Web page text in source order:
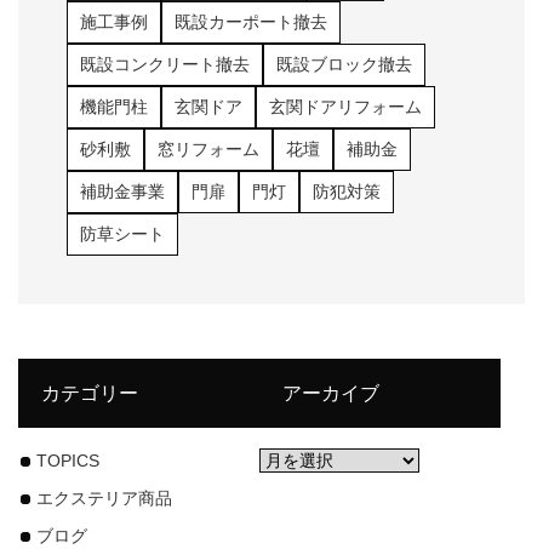
施工事例 既設カーポート撤去
既設コンクリート撤去 既設ブロック撤去
機能門柱 玄関ドア 玄関ドアリフォーム
砂利敷 窓リフォーム 花壇 補助金
補助金事業 門扉 門灯 防犯対策
防草シート
カテゴリー
TOPICS
エクステリア商品
ブログ
アーカイブ